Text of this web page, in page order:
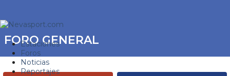
Estaciones
Foros
Noticias
Reportajes
FORO GENERAL